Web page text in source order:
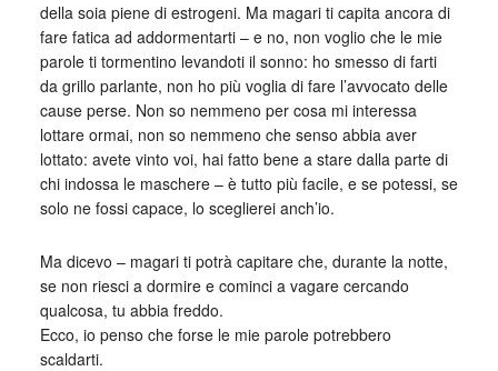
della soia piene di estrogeni. Ma magari ti capita ancora di
fare fatica ad addormentarti – e no, non voglio che le mie
parole ti tormentino levandoti il sonno: ho smesso di farti
da grillo parlante, non ho più voglia di fare l’avvocato delle
cause perse. Non so nemmeno per cosa mi interessa
lottare ormai, non so nemmeno che senso abbia aver
lottato: avete vinto voi, hai fatto bene a stare dalla parte di
chi indossa le maschere – è tutto più facile, e se potessi, se
solo ne fossi capace, lo sceglierei anch’io.
Ma dicevo – magari ti potrà capitare che, durante la notte,
se non riesci a dormire e cominci a vagare cercando
qualcosa, tu abbia freddo.
Ecco, io penso che forse le mie parole potrebbero
scaldarti.